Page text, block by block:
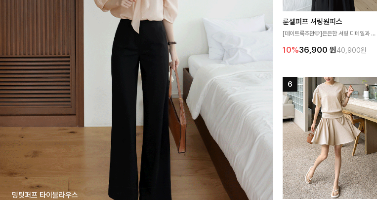
밍팃퍼프 타이블라우스
룬셀퍼프 셔링원피스
[데이트룩추천🩷]은은한 셔링 디테일과 퍼
성해주는 원피스🤍 허리 스모크 밴딩이 슬
즐기기 좋아요
10%36,900 원40,900원